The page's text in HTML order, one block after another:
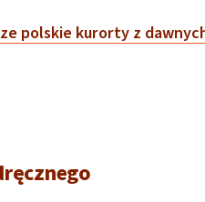
polskie kurorty z